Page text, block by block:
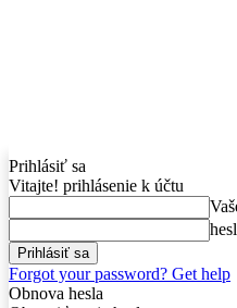
Prihlásiť sa
Vitajte! prihlásenie k účtu
Forgot your password? Get help
Obnova hesla